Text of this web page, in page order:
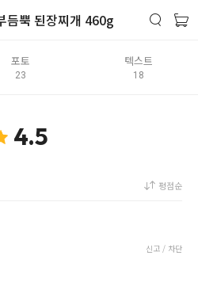
듬뿍 된장찌개 460g
포토
23
텍스트
18
4.5
평점순
신고 / 차단